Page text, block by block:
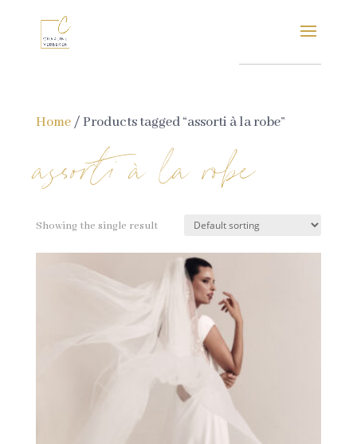
Home/ Products tagged “assorti à la robe”
assorti à la robe
Showing the single result